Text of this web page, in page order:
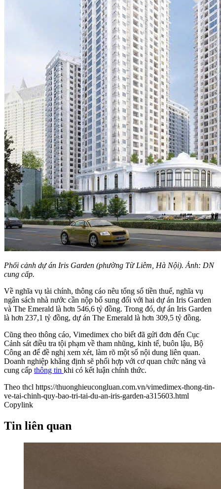
Phối cảnh dự án Iris Garden (phường Từ Liêm, Hà Nội). Ảnh: DN
cung cấp.
Về nghĩa vụ tài chính, thông cáo nêu tổng số tiền thuế, nghĩa vụ
ngân sách nhà nước cần nộp bổ sung đối với hai dự án Iris Garden
và The Emerald là hơn 546,6 tỷ đồng. Trong đó, dự án Iris Garden
là hơn 237,1 tỷ đồng, dự án The Emerald là hơn 309,5 tỷ đồng.
Cũng theo thông cáo, Vimedimex cho biết đã gửi đơn đến Cục
Cảnh sát điều tra tội phạm về tham nhũng, kinh tế, buôn lậu, Bộ
Công an để đề nghị xem xét, làm rõ một số nội dung liên quan.
Doanh nghiệp khẳng định sẽ phối hợp với cơ quan chức năng và
cung cấp thông tin khi có kết luận chính thức.
Theo thcl https://thuonghieucongluan.com.vn/vimedimex-thong-tin-
ve-tai-chinh-quy-bao-tri-tai-du-an-iris-garden-a315603.html
Copylink
Tin liên quan